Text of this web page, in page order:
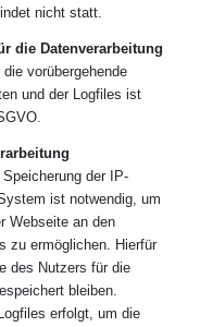
nicht statt.
die Datenverarbeitung
vorübergehende
und der Logfiles ist
der IP-
ist notwendig, um
Webseite an den
zu ermöglichen. Hierfür
des Nutzers für die
bleiben.
erfolgt, um die